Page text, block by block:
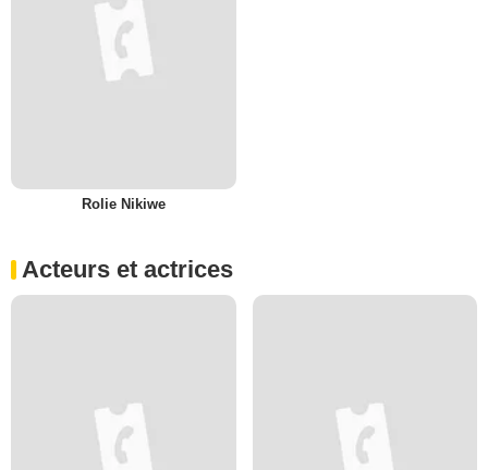
Rolie Nikiwe
Acteurs et actrices